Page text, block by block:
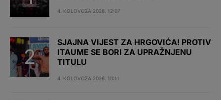
4. KOLOVOZA 2026. 12:07
SJAJNA VIJEST ZA HRGOVIĆA! PROTIV
ITAUME SE BORI ZA UPRAŽNJENU
TITULU
4. KOLOVOZA 2026. 10:11